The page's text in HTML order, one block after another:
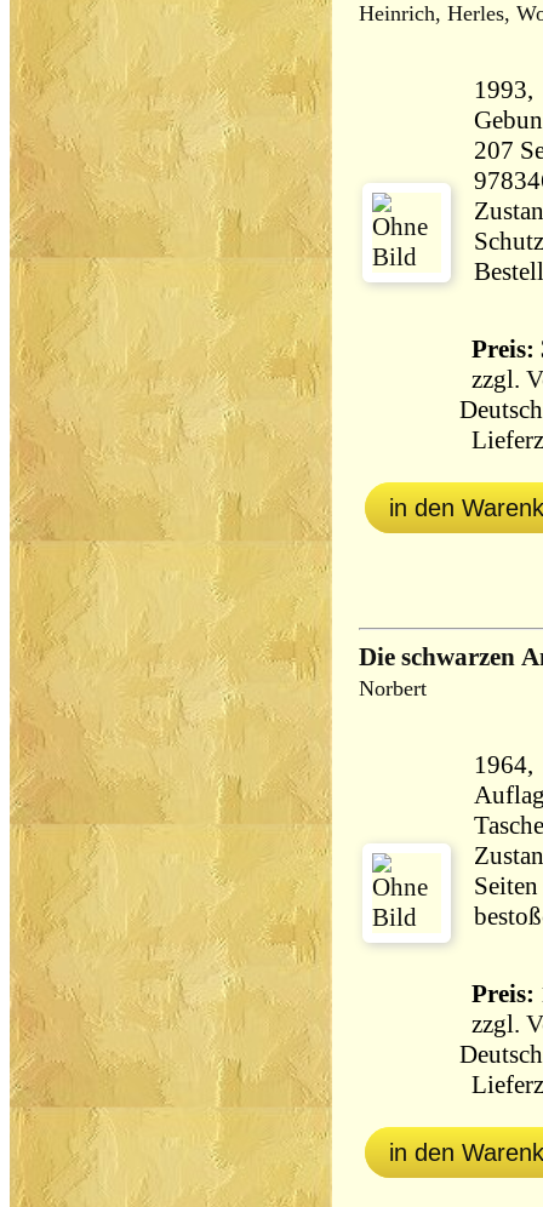
Heinrich, Herles,
207 Seiten
Preis:
zzgl.
in den
Die schwarzen
Norbert
Preis:
zzgl.
in den